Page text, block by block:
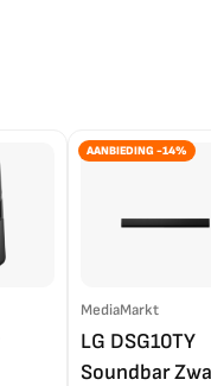
AANBIEDING -14%
MediaMarkt
LG DSG10TY
Soundbar